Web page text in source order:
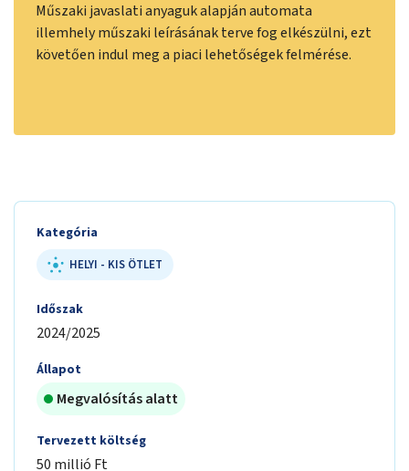
Műszaki javaslati anyaguk alapján automata
illemhely műszaki leírásának terve fog elkészülni, ezt
követően indul meg a piaci lehetőségek felmérése.
Kategória
HELYI - KIS ÖTLET
Időszak
2024/2025
Állapot
Megvalósítás alatt
Tervezett költség
50 millió Ft